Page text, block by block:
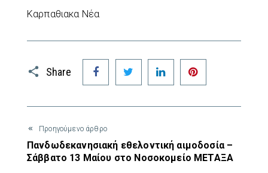
Καρπαθιακα Νέα
Share
Facebook Twitter LinkedIn
Προηγούμενο άρθρο
Πανδωδεκανησιακή εθελοντική αιμοδοσία –
Σάββατο 13 Μαίου στο Νοσοκομείο ΜΕΤΑΞΑ